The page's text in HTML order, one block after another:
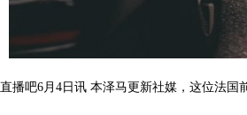
直播吧6月4日讯 本泽马更新社媒，这位法国